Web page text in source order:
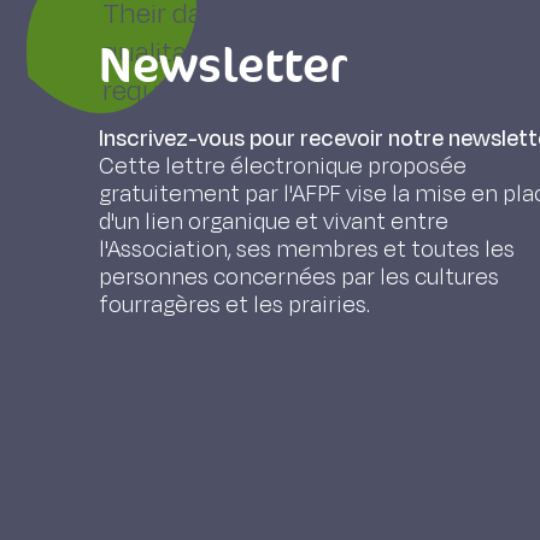
Their damages affect forage
qualitatively, modifying
requiring their overhauling or
up evaluation procedures for the
(particularly in view of the
variable densities of vole
conditions). Surveys at the
through lack of performing
are able, over a period of 17
evaluation of vole populations,
Considerable yield losses (of the
Newsletter
Inscrivez-vous pour recevoir notre
Cette lettre électronique proposée
gratuitement par l'AFPF vise la mise en
d'un lien organique et vivant entre
l'Association, ses membres et toutes les
personnes concernées par les cultures
fourragères et les prairies.